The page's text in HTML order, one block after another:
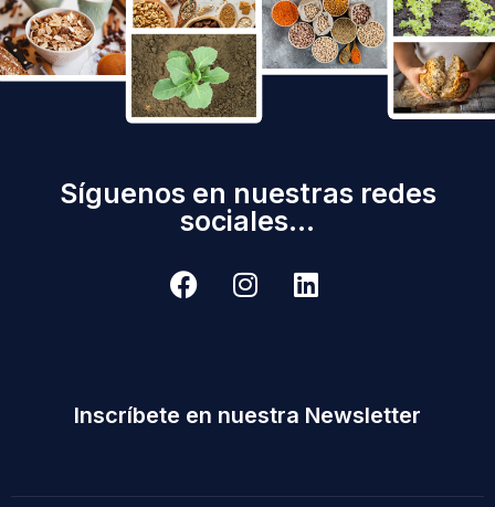
Síguenos en nuestras redes
sociales...
Inscríbete en nuestra Newsletter